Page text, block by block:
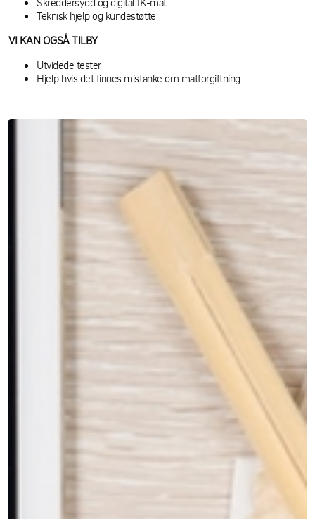
Teknisk hjelp og kundestøtte
VI KAN OGSÅ TILBY
Utvidede tester
Hjelp hvis det finnes mistanke om matforgiftning